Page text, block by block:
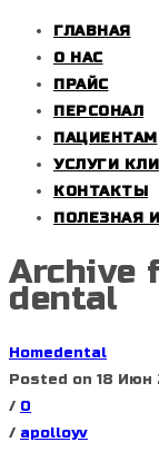
ГЛАВНАЯ
О НАС
ПРАЙС
ПЕРСОНАЛ
ПАЦИЕНТАМ
УСЛУГИ
КОНТАКТЫ
ПОЛЕЗНАЯ
Archive
dental
Homedental
Posted on 18 Июн
/ 0
/ apolloyv